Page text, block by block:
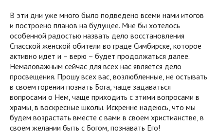
В эти дни уже много было подведено всеми нами итогов
и построено планов на будущее. Мне бы хотелось
особенной радостью назвать дело восстановления
Спасской женской обители во граде Симбирске, которое
активно идет и – верю – будет продолжаться далее.
Немаловажным сейчас для всех нас является дело
просвещения. Прошу всех вас, возлюбленные, не остывать
в своем горении познать Бога, чаще задаваться
вопросами о Нем, чаще приходить с этими вопросами в
храмы, в воскресные школы. Искренне надеюсь, что мы
будем возрастать вместе с вами в своем христианстве, в
своем желании быть с Богом, познавать Его!